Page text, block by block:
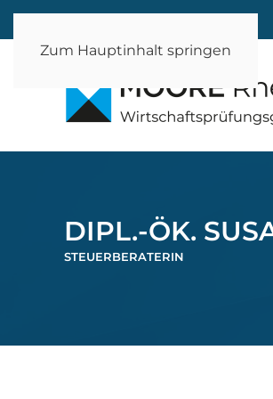
Zum Hauptinhalt springen
DIPL.-ÖK.
STEUERBERATERIN